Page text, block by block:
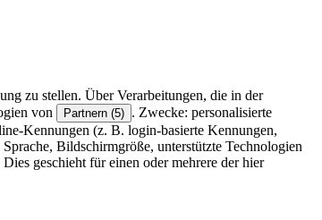
zu stellen. Über Verarbeitungen, die in der
von Partnern (5) . Zwecke: personalisierte
Kennungen (z. B. login-basierte Kennungen,
Bildschirmgröße, unterstützte Technologien
geschieht für einen oder mehrere der hier